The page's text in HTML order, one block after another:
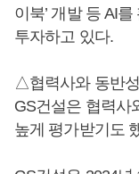
이북’ 개발 등 AI
투자하고 있다.
△협력사와 동반
GS건설은 협력사
높게 평가받기도